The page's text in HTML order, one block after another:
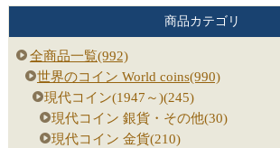
商品カテゴリ
全商品一覧(992)
世界のコイン World coins(990)
現代コイン(1947～)(245)
現代コイン 銀貨・その他(30)
現代コイン 金貨(210)